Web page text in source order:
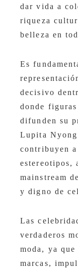
dar vida a
riqueza
belleza en
Es
decisivo
donde
difunden su
Lupita
contribuyen
estereotipos,
mainstream
y digno de
Las
verdaderos
moda, ya
marcas,